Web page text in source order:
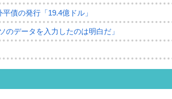
債の発行「19.4億ドル」
データを入力したのは明白だ」